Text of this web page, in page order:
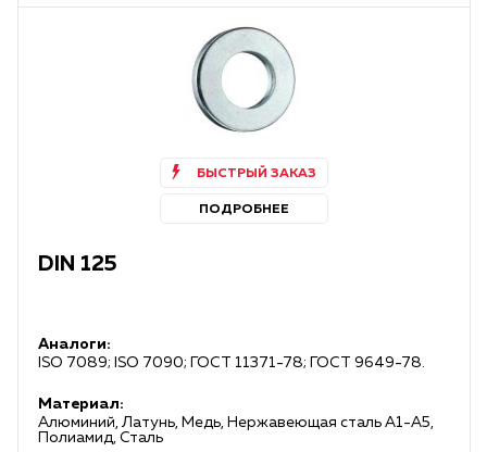
БЫСТРЫЙ ЗАКАЗ
ПОДРОБНЕЕ
DIN 125
Аналоги:
ISO 7089; ISO 7090; ГОСТ 11371-78; ГОСТ 9649-78.
Материал:
Алюминий, Латунь, Медь, Нержавеющая сталь А1-А5,
Полиамид, Сталь